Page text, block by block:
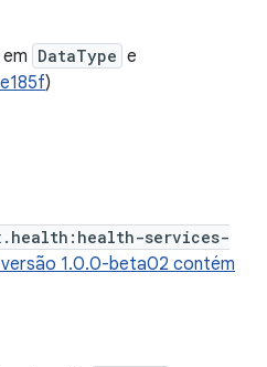
DataType e
)
services-
1.0.0-beta02 contém